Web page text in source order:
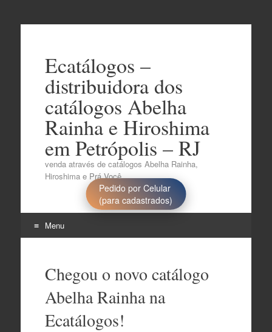
Pedido por Celular
(para cadastrados)
Ecatálogos –
distribuidora dos
catálogos Abelha
Rainha e Hiroshima
em Petrópolis – RJ
venda através de catálogos Abelha Rainha,
Hiroshima e Prá Você..
Menu
Chegou o novo catálogo
Abelha Rainha na
Ecatálogos!